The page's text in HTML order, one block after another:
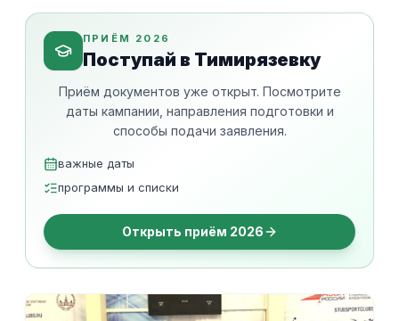
ПРИЁМ 2026
Поступай в Тимирязевку
Приём документов уже открыт. Посмотрите
даты кампании, направления подготовки и
способы подачи заявления.
важные даты
программы и списки
Открыть приём 2026